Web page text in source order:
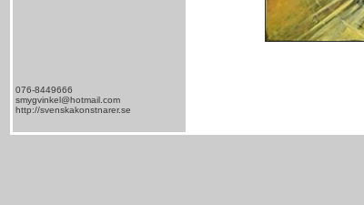
076-8449666
smygvinkel@hotmail.com
http://svenskakonstnarer.se